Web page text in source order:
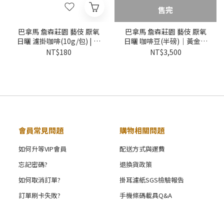
巴拿馬 詹森莊園 藝伎 厭氧
日曬 濾掛咖啡(10g/包) | 黃
金烘焙
NT$180
售完
巴拿馬 詹森莊園 藝伎 厭氧
日曬 咖啡豆(半磅)｜黃金烘
焙
NT$3,500
會員常見問題
如何升等VIP會員
忘記密碼?
如何取消訂單?
訂單刷卡失敗?
購物相關問題
配送方式與運費
退換貨政策
掛耳濾紙SGS檢驗報告
手機條碼載具Q&A